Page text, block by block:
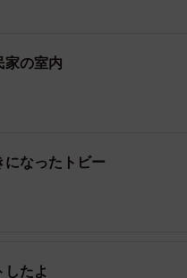
ら救い出すことに
保護した経験がなく、ど
相談し、これをきっかけ
とみられる現場で保護に
ゃんレスキュー はぴねす
民家へ急ぎました。
った
」
家の室内
になったトビー
したよ